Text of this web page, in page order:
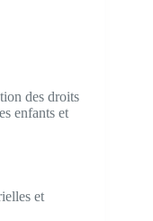
des droits
enfants et
et